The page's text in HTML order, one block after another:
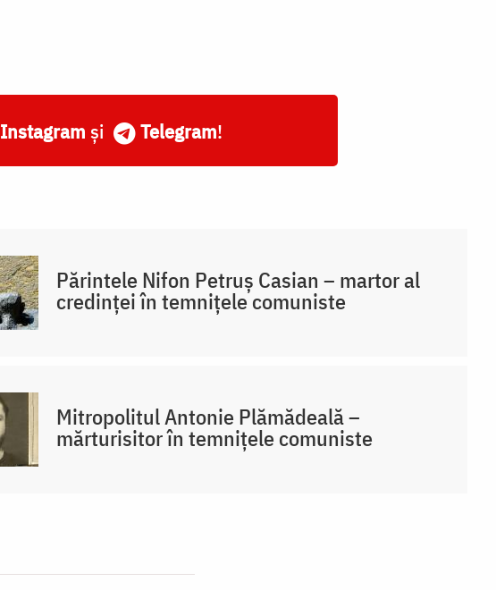
Instagram și Telegram!
Părintele Nifon Petruș Casian – martor al
credinței în temnițele comuniste
Mitropolitul Antonie Plămădeală –
mărturisitor în temnițele comuniste